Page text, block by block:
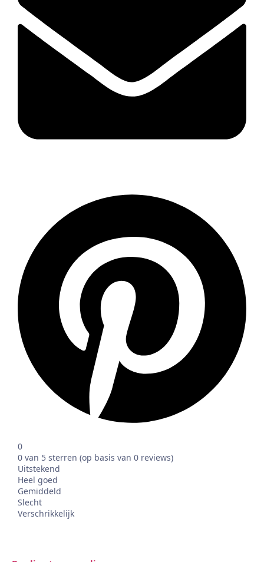
0
0 van 5 sterren (op basis van 0 reviews)
Uitstekend
Heel goed
Gemiddeld
Slecht
Verschrikkelijk